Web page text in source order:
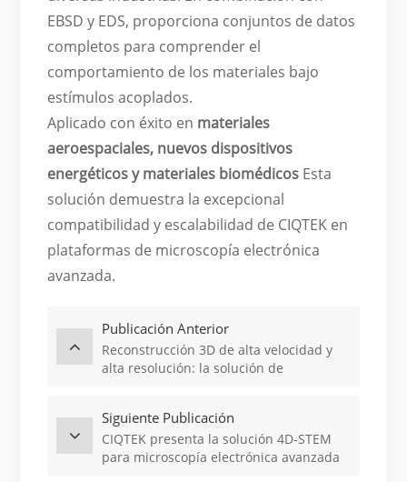
EBSD y EDS, proporciona conjuntos de datos
completos para comprender el
comportamiento de los materiales bajo
estímulos acoplados.
Aplicado con éxito en materiales
aeroespaciales, nuevos dispositivos
energéticos y materiales biomédicos Esta
solución demuestra la excepcional
compatibilidad y escalabilidad de CIQTEK en
plataformas de microscopía electrónica
avanzada.
Publicación Anterior
Reconstrucción 3D de alta velocidad y
alta resolución: la solución de
caracterización biológica
Siguiente Publicación
CIQTEK presenta la solución 4D-STEM
para microscopía electrónica avanzada